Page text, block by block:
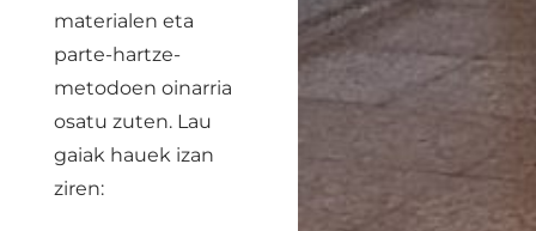
materialen eta
parte-hartze-
metodoen oinarria
osatu zuten. Lau
gaiak hauek izan
ziren: